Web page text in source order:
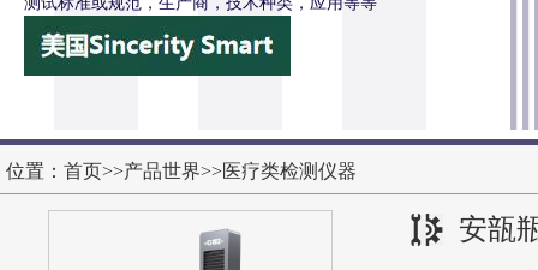
电动轮椅车按键开关耐用性测试仪
位置： 首页>>产品世界>>医疗类检测仪器
安瓿